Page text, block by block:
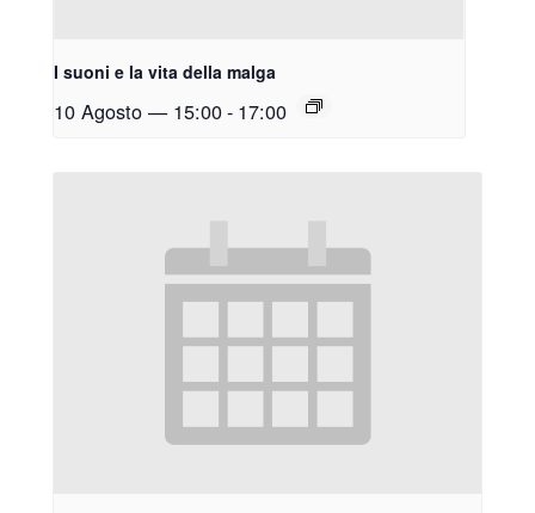
I suoni e la vita della malga
10 Agosto — 15:00- 17:00